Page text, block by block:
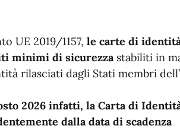
UE 2019/1157, le carte di
minimi di sicurezzastabiliti in
rilasciati dagli Stati membri
2026 infatti, la Carta di
dalla data di scadenza